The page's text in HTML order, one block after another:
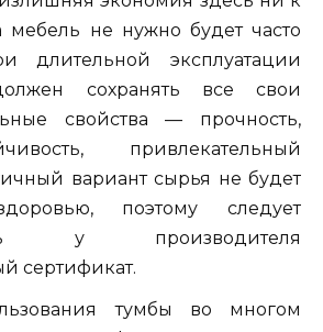
мебель не нужно будет часто
длительной эксплуатации
сохранять все свои
свойства — прочность,
привлекательный
вариант сырья не будет
поэтому следует
у производителя
сертификат.
тумбы во многом